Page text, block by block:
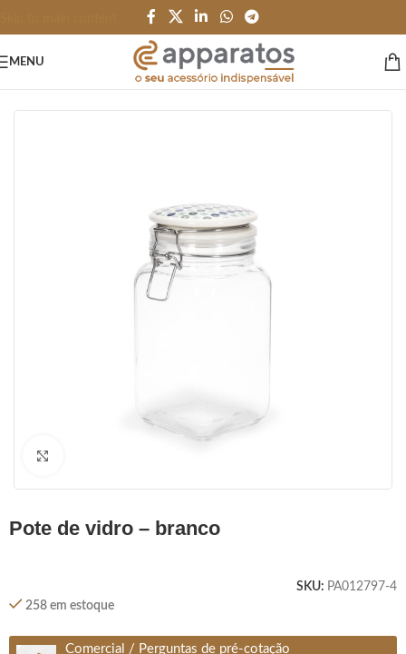
MENU
pote de vidro – branco
SKU: PA012797-4
258 em estoque
Comercial / Perguntas de pré-cotação